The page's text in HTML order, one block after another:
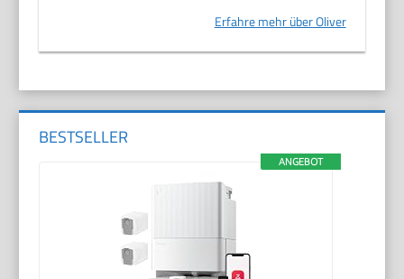
Erfahre mehr über Oliver
BESTSELLER
ANGEBOT